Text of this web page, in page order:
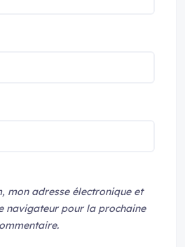
mon adresse électronique et
navigateur pour la prochaine